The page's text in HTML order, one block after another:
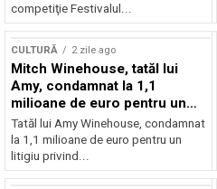
competiţie Festivalul...
CULTURĂ 2 zile ago
Mitch Winehouse, tatăl lui
Amy, condamnat la 1,1
milioane de euro pentru un
litigiu pierdut
Tatăl lui Amy Winehouse, condamnat
la 1,1 milioane de euro pentru un
litigiu privind...